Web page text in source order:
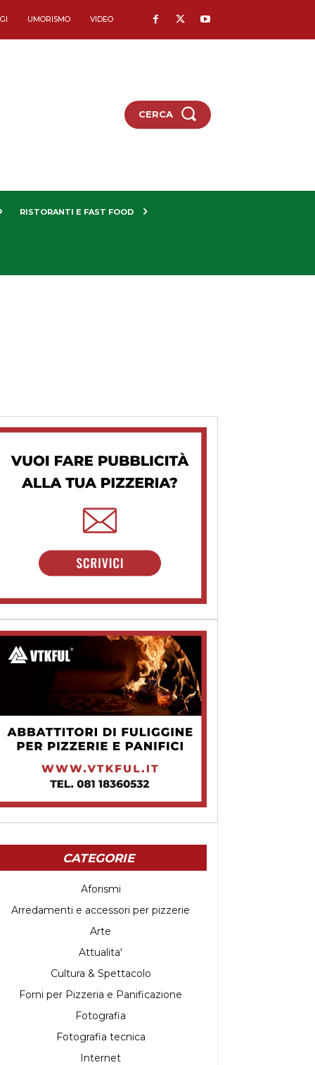
UMORISMO VIDEO
CERCA
RISTORANTI E FAST FOOD
CATEGORIE
Aforismi
Arredamenti e accessori per pizzerie
Arte
Attualita'
Cultura & Spettacolo
Forni per Pizzeria e Panificazione
Fotografia
Fotografia tecnica
Internet